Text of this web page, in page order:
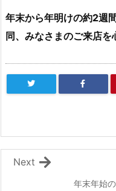
年末から年明けの約2週
同、みなさまのご来店を
年末年始
Next